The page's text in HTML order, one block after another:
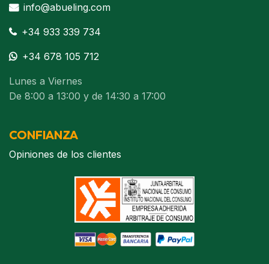
info@abueling.com
+34 933 339 734
+34 678 105 712
Lunes a Viernes
De 8:00 a 13:00 y de 14:30 a 17:00
CONFIANZA
Opiniones de los clientes